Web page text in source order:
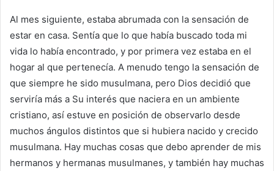
Al mes siguiente, estaba abrumada con la sensación de
estar en casa. Sentía que lo que había buscado toda mi
vida lo había encontrado, y por primera vez estaba en el
hogar al que pertenecía. A menudo tengo la sensación de
que siempre he sido musulmana, pero Dios decidió que
serviría más a Su interés que naciera en un ambiente
cristiano, así estuve en posición de observarlo desde
muchos ángulos distintos que si hubiera nacido y crecido
musulmana. Hay muchas cosas que debo aprender de mis
hermanos y hermanas musulmanes, y también hay muchas